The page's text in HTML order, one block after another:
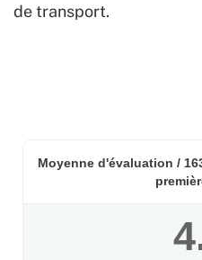
de transport.
Moyenne d'évaluation /